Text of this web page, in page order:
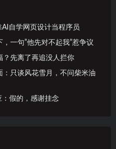
自学网页设计当程序员
一句”他先对不起我”惹争议
？先离了再追没人拦你
只谈风花雪月，不问柴米油
：假的，感谢挂念